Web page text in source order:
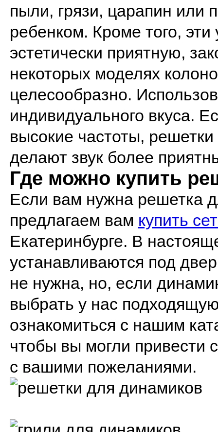
пыли, грязи, царапин или
ребенком. Кроме того,
эстетически приятную,
некоторых моделях
целесообразно.
индивидуального вкуса.
высокие частоты,
делают звук более
Где можно купить
Если вам нужна решетка
предлагаем вам купить
Екатеринбурге. В
устанавливаются под
не нужна, но, если
выбрать у нас
ознакомиться с нашим
чтобы вы могли привести
с вашими пожеланиями.